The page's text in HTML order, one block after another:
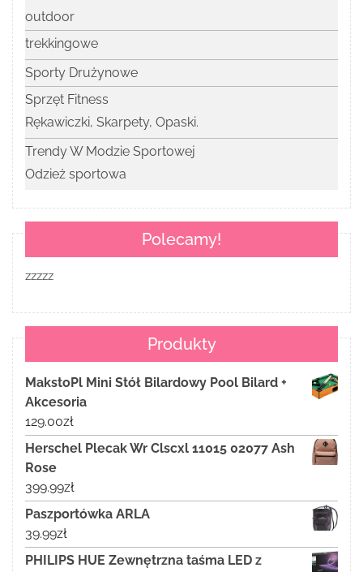
outdoor
trekkingowe
Sporty Drużynowe
Sprzęt Fitness
Rękawiczki, Skarpety, Opaski.
Trendy W Modzie Sportowej
Odzież sportowa
Polecamy!
zzzzz
Produkty
MakstoPl Mini Stół Bilardowy Pool Bilard +
Akcesoria
129.00zł
Herschel Plecak Wr Clscxl 11015 02077 Ash
Rose
399.99zł
Paszportówka ARLA
39.99zł
PHILIPS HUE Zewnętrzna taśma LED z